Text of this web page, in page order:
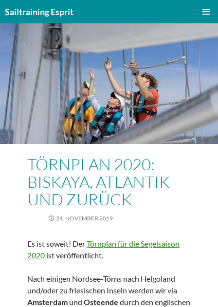
Inhalt
springen
Sailtraining Esprit
MENÜ
TÖRNPLAN 2020:
BISKAYA, ATLANTIK
UND ZURÜCK
24. NOVEMBER 2019
Es ist soweit! DerTörnplan für die Segelsaison
2020 ist veröffentlicht.
Nach einigen Nordsee-Törns nach Helgoland
und/oder zu friesischen Inseln werden wir via
Amsterdam und Osteende durch den englischen